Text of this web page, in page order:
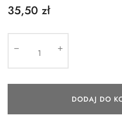
35,50 zł
DODAJ DO